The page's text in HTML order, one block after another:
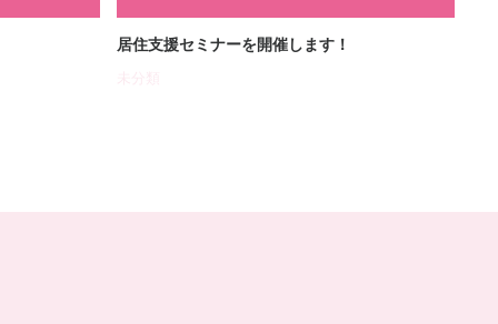
居住支援セミナーを開催します！